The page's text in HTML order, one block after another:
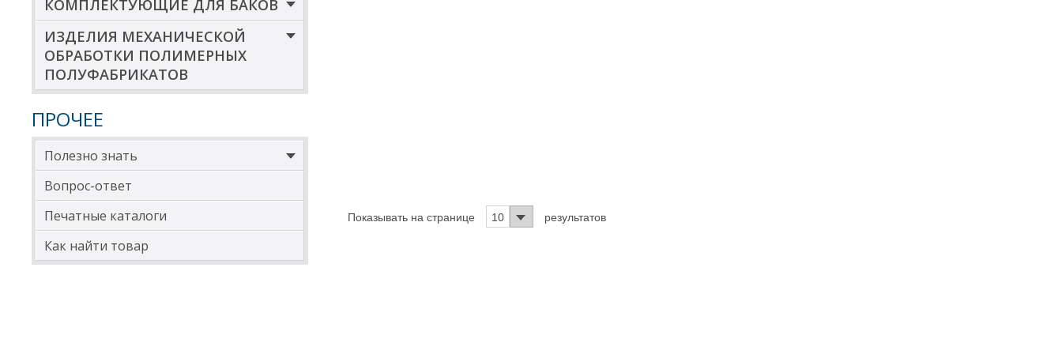
КОМПЛЕКТУЮЩИЕ ДЛЯ БАКОВ
ИЗДЕЛИЯ МЕХАНИЧЕСКОЙ
ОБРАБОТКИ ПОЛИМЕРНЫХ
ПОЛУФАБРИКАТОВ
ПРОЧЕЕ
Полезно знать
Вопрос-ответ
Печатные каталоги
Как найти товар
Показывать на странице 10 результатов